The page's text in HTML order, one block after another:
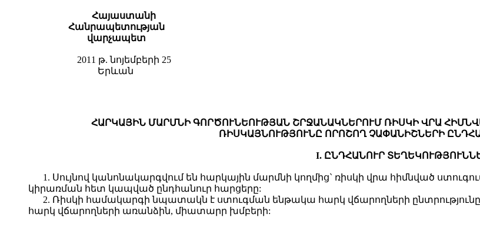
Հայաստանի
Հանրապետության
վարչապետ
2011 թ. նոյեմբերի 25
Երևան
ՀԱՐԿԱՅԻՆ ՄԱՐՄՆԻ ԳՈՐԾՈՒՆԵՈՒԹՅԱՆ ՇՐՋԱՆԱԿՆԵՐՈՒՄ ՌԻՍԿԻ ՎՐԱ
ՌԻՍԿԱՅՆՈՒԹՅՈՒՆԸ ՈՐՈՇՈՂ ՉԱՓԱՆԻՇՆԵՐԻ
I. ԸՆԴՀԱՆՈՒՐ
1. Սույնով կանոնակարգվում են հարկային մարմնի կողմից` ռիսկի վրա հիմնված
կիրառման հետ կապված ընդհանուր հարցերը:
2. Ռիսկի համակարգի նպատակն է ստուգման ենթակա հարկ վճարողների
հարկ վճարողների առանձին, միատարր խմբերի: